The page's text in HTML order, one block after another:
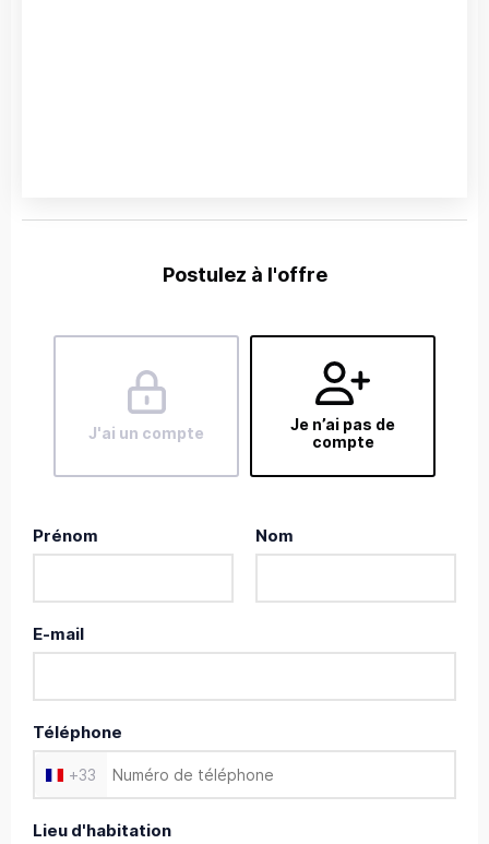
Postulez à l'offre
J'ai un compte
Je n’ai pas de
compte
Prénom Nom
E-mail
Téléphone
+33
Lieu d'habitation